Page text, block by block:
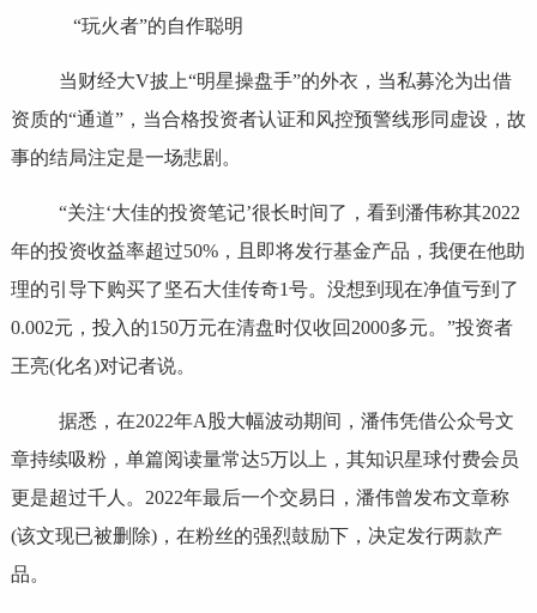
“玩火者”的自作聪明
当财经大V披上“明星操盘手”的外衣，当私募沦为出借
资质的“通道”，当合格投资者认证和风控预警线形同虚设，故
事的结局注定是一场悲剧。
“关注‘大佳的投资笔记’很长时间了，看到潘伟称其2022
年的投资收益率超过50%，且即将发行基金产品，我便在他助
理的引导下购买了坚石大佳传奇1号。没想到现在净值亏到了
0.002元，投入的150万元在清盘时仅收回2000多元。”投资者
王亮(化名)对记者说。
据悉，在2022年A股大幅波动期间，潘伟凭借公众号文
章持续吸粉，单篇阅读量常达5万以上，其知识星球付费会员
更是超过千人。2022年最后一个交易日，潘伟曾发布文章称
(该文现已被删除)，在粉丝的强烈鼓励下，决定发行两款产
品。